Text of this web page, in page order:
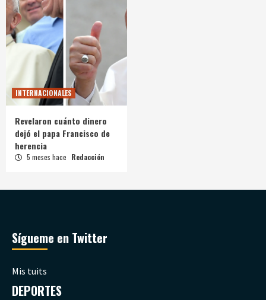
INTERNACIONALES
Revelaron cuánto dinero
dejó el papa Francisco de
herencia
5 meses hace Redacción
Sígueme en Twitter
Mis tuits
DEPORTES